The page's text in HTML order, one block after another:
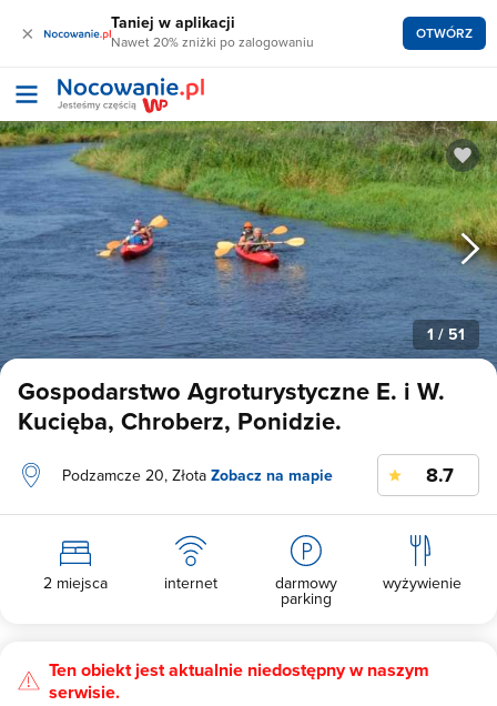
× Taniej w aplikacji
Nawet 20% zniżki po zalogowaniu OTWÓRZ
1 / 51
Gospodarstwo Agroturystyczne E. i W.
Kucięba, Chroberz, Ponidzie.
Podzamcze 20, Złota Zobacz na mapie 8.7
2 miejsca internet darmowy
parking
wyżywienie
Ten obiekt jest aktualnie niedostępny w naszym
serwisie.